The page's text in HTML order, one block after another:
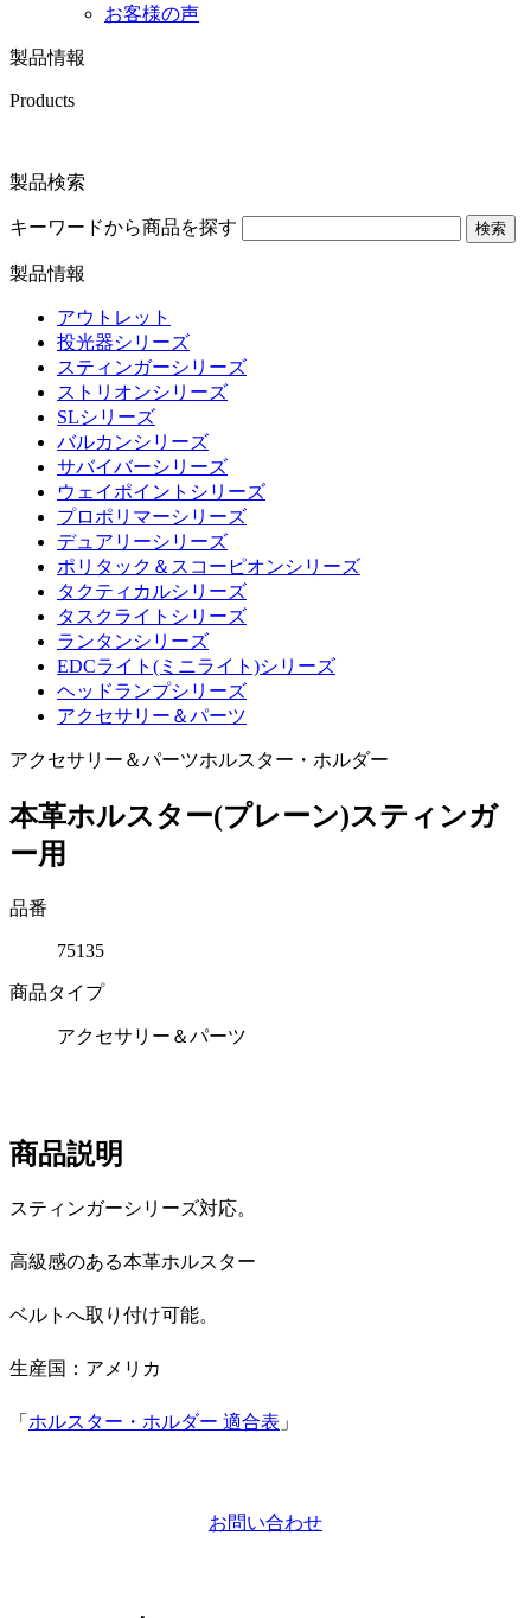
お客様の声
製品情報
Products
製品検索
キーワードから商品を探す 検索
製品情報
アウトレット
投光器シリーズ
スティンガーシリーズ
ストリオンシリーズ
SLシリーズ
バルカンシリーズ
サバイバーシリーズ
ウェイポイントシリーズ
プロポリマーシリーズ
デュアリーシリーズ
ポリタック＆スコーピオンシリーズ
タクティカルシリーズ
タスクライトシリーズ
ランタンシリーズ
EDCライト(ミニライト)シリーズ
ヘッドランプシリーズ
アクセサリー＆パーツ
アクセサリー＆パーツホルスター・ホルダー
本革ホルスター(プレーン)スティンガ
ー用
品番
75135
商品タイプ
アクセサリー＆パーツ
商品説明
スティンガーシリーズ対応。
高級感のある本革ホルスター
ベルトへ取り付け可能。
生産国：アメリカ
「 ホルスター・ホルダー 適合表 」
お問い合わせ